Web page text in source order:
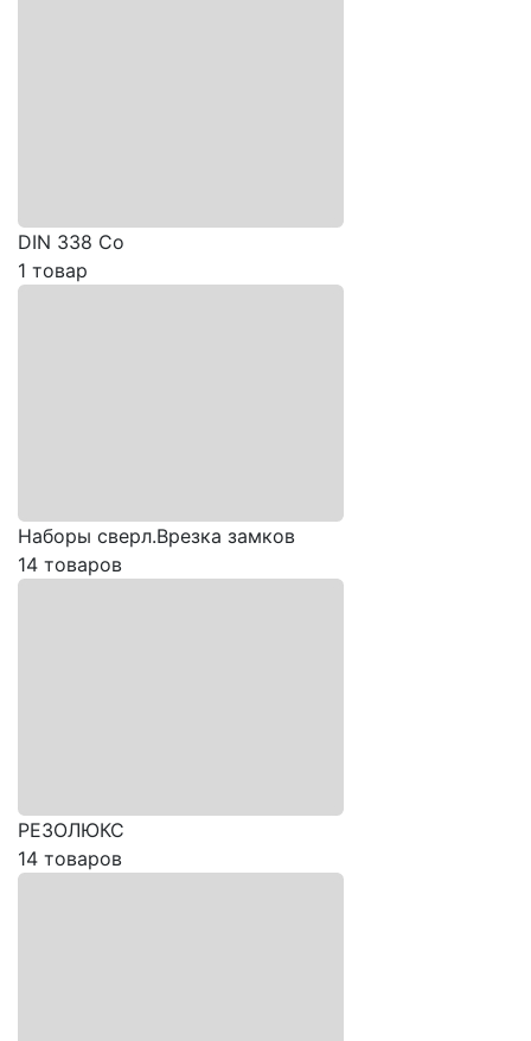
DIN 338 Co
1 товар
Наборы сверл.Врезка замков
14 товаров
РЕЗОЛЮКС
14 товаров